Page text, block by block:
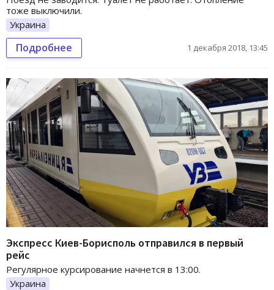
тоже выключили.
Украина
Подробнее 1 декабря 2018, 13:45
Экспресс Киев-Борисполь отправился в первый
рейс
Регулярное курсирование начнется в 13:00.
Украина